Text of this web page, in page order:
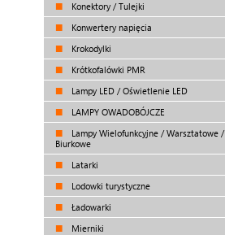
Konektory / Tulejki
Konwertery napięcia
Krokodylki
Krótkofalówki PMR
Lampy LED / Oświetlenie LED
LAMPY OWADOBÓJCZE
Lampy Wielofunkcyjne / Warsztatowe /
Biurkowe
Latarki
Lodowki turystyczne
Ładowarki
Mierniki